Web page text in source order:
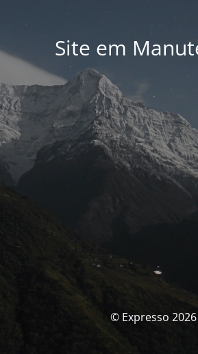
Site em
© Expresso 2026